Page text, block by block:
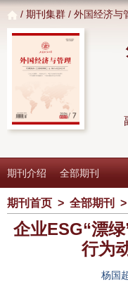
/ 期刊集群 / 外国经济与
期刊介绍 全部期刊
期刊首页 > 全部期刊 >
企业ESG“漂绿
行为
杨国